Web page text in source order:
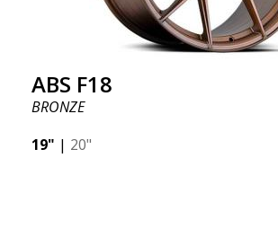
ABS F18
BRONZE
19" | 20"